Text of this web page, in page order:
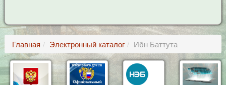
Главная Электронный каталог Ибн Баттута